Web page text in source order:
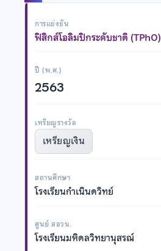
การแข่งขัน
ฟิสิกส์โอลิมปิกระดับชาติ (TPhO)
ปี (พ.ศ.)
2563
เหรียญรางวัล
เหรียญเงิน
สถานศึกษา
โรงเรียนกำเนินดวิทย์
ศูนย์ สอวน.
โรงเรียนมหิดลวิทยานุสรณ์